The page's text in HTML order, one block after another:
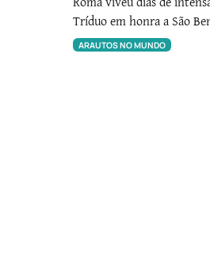
Tríduo em honra a São
ARAUTOS NO MUNDO